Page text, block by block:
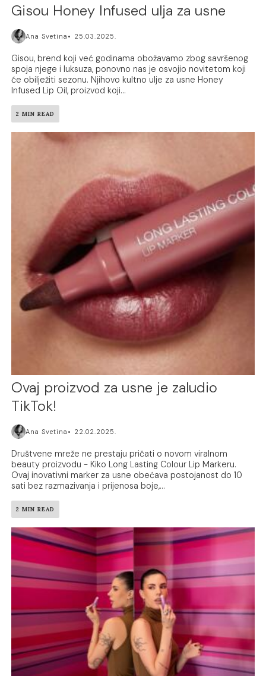
Gisou Honey Infused ulja za usne
Ana Svetina 25.03.2025.
Gisou, brend koji već godinama obožavamo zbog savršenog
spoja njege i luksuza, ponovno nas je osvojio novitetom koji
će obilježiti sezonu. Njihovo kultno ulje za usne Honey
Infused Lip Oil, proizvod koji...
2 MIN READ
Ovaj proizvod za usne je zaludio
TikTok!
Ana Svetina 22.02.2025.
Društvene mreže ne prestaju pričati o novom viralnom
beauty proizvodu - Kiko Long Lasting Colour Lip Markeru.
Ovaj inovativni marker za usne obećava postojanost do 10
sati bez razmazivanja i prijenosa boje,...
2 MIN READ